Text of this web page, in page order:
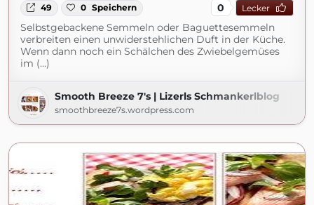
49 0 Speichern 0 Lecker
Selbstgebackene Semmeln oder Baguettesemmeln
verbreiten einen unwiderstehlichen Duft in der Küche.
Wenn dann noch ein Schälchen des Zwiebelgemüses
im (...)
Smooth Breeze 7's | Lizerls Schmankerlblog
smoothbreeze7s.wordpress.com